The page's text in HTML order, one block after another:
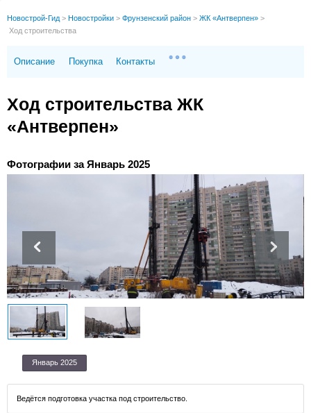
Новострой-Гид > Новостройки > Фрунзенский район > ЖК «Антверпен» >
Ход строительства
Описание Покупка Контакты
Ход строительства ЖК
«Антверпен»
Фотографии за Январь 2025
Январь 2025
Ведётся подготовка участка под строительство.